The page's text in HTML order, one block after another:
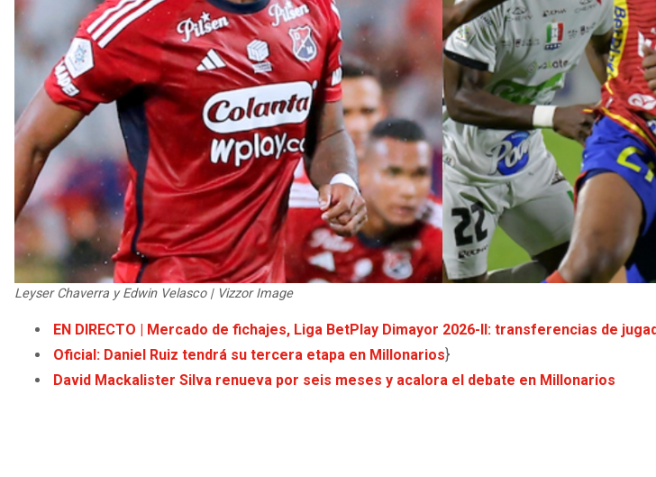
Leyser Chaverra y Edwin Velasco | Vizzor Image
EN DIRECTO | Mercado de fichajes, Liga BetPlay Dimayor 2026-II: transferencias de
Oficial: Daniel Ruiz tendrá su tercera etapa en Millonarios}
David Mackalister Silva renueva por seis meses y acalora el debate en Millonarios